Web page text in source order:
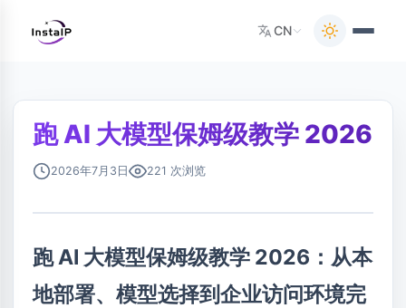
CN
跑 AI 大模型保姆级教学 2026
2026年7月3日 221 次浏览
跑 AI 大模型保姆级教学 2026：从本
地部署、模型选择到企业访问环境完